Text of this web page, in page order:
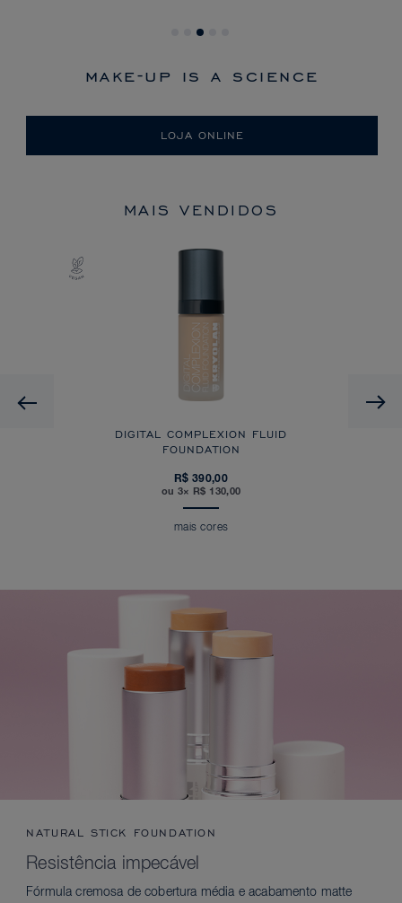
make-up is a science
LOJA ONLINE
MAIS VENDIDOS
Previous
DIGITAL COMPLEXION FLUID
FOUNDATION
R$ 390,00
ou 3× R$ 130,00
mais cores
NATURAL STICK FOUNDATION
Resistência impecável
Fórmula cremosa de cobertura média e acabamento matte